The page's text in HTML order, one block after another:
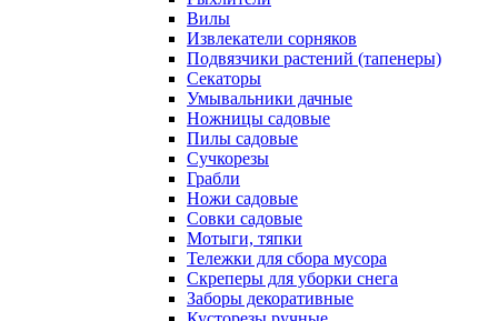
Вилы
Извлекатели сорняков
Подвязчики растений (тапенеры)
Секаторы
Умывальники дачные
Ножницы садовые
Пилы садовые
Сучкорезы
Грабли
Ножи садовые
Совки садовые
Мотыги, тяпки
Тележки для сбора мусора
Скреперы для уборки снега
Заборы декоративные